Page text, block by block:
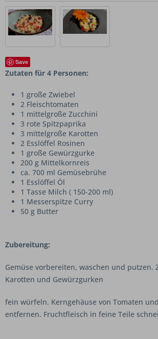
Save
Zutaten für 4 Personen:
1 große Zwiebel
2 Fleischtomaten
1 mittelgroße Zucchini
3 rote Spitzpaprika
3 mittelgroße Karotten
2 Esslöffel Rosinen
1 große Gewürzgurke
200 g Mittelkornreis
ca. 700 ml Gemüsebrühe
1 Esslöffel Öl
1 Tasse Milch ( 150-200 ml)
1 Messerspitze Curry
50 g Butter
Zubereitung:
Gemüse vorbereiten, waschen und putzen.
Karotten und Gewürzgurken
fein würfeln. Kerngehäuse von Tomaten
entfernen. Fruchtfleisch in feine Teile